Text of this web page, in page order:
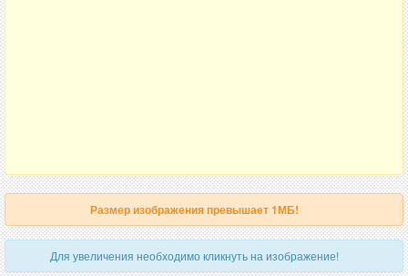
Размер изображения превышает 1МБ!
Для увеличения необходимо кликнуть на изображение!